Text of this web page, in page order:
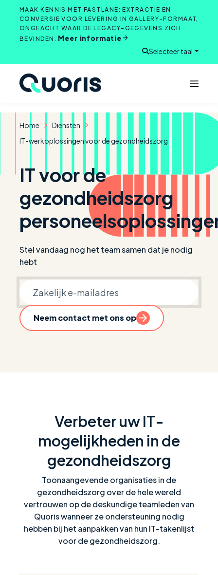
Overslaan
inhoud
MAAK KENNIS MET FASTLANE: EXTRACTIE EN
CONVERSIE VOOR LEVERING IN GALLERY-FORMAAT,
ONGEACHT WAAR DE LEGACY-GEGEVENS ZICH
BEVINDEN. Meer informatie
Zoeken starten
Selecteer taal
Home
Diensten
IT-werkoplossingen voor de gezondheidszorg
IT voor de
gezondheidszorg
Stel vandaag nog het team samen dat je nodig
hebt
Zakelijke e-mail
Neem contact met ons op
Verbeter uw IT-
mogelijkheden in de
gezondheidszorg
Toonaangevende organisaties in de
gezondheidszorg over de hele wereld
vertrouwen op de deskundige teamleden van
Quoris wanneer ze ondersteuning nodig
hebben bij het aanpakken van hun IT-takenlijst
voor de gezondheidszorg.